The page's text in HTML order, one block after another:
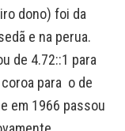
dono) foi da
e na perua.
de 4.72::1 para
para o de
em 1966 passou